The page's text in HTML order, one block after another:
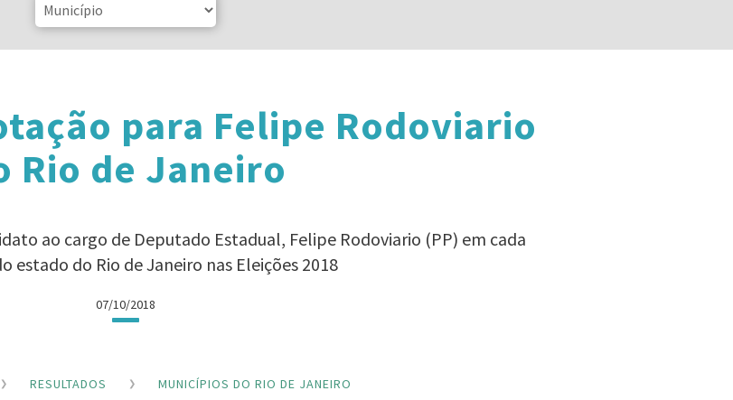
para Felipe Rodoviario
Rio de Janeiro
ao cargo de Deputado Estadual, Felipe Rodoviario (PP) em cada
estado do Rio de Janeiro nas Eleições 2018
07/10/2018
RESULTADOS MUNICÍPIOS DO RIO DE JANEIRO